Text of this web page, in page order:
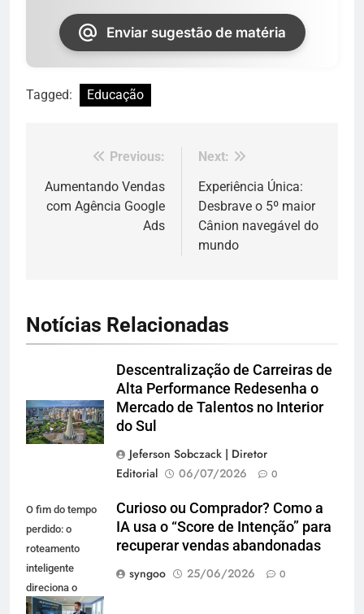
Enviar sugestão de matéria
Tagged: Educação
Navegação
de
Previous:
Aumentando Vendas
com Agência Google
Ads
Next:
Experiência Única:
Desbrave o 5º maior
Cânion navegável do
mundo
Notícias Relacionadas
Descentralização de Carreiras de
Alta Performance Redesenha o
Mercado de Talentos no Interior
do Sul
Jeferson Sobczack | Diretor
Editorial
06/07/2026 0
O fim do tempo
perdido: o
roteamento
inteligente
direciona o
cliente quente
Curioso ou Comprador? Como a
IA usa o “Score de Intenção” para
recuperar vendas abandonadas
syngoo
25/06/2026 0